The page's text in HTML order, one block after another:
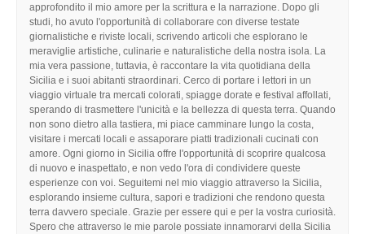
approfondito il mio amore per la scrittura e la narrazione. Dopo gli
studi, ho avuto l'opportunità di collaborare con diverse testate
giornalistiche e riviste locali, scrivendo articoli che esplorano le
meraviglie artistiche, culinarie e naturalistiche della nostra isola. La
mia vera passione, tuttavia, è raccontare la vita quotidiana della
Sicilia e i suoi abitanti straordinari. Cerco di portare i lettori in un
viaggio virtuale tra mercati colorati, spiagge dorate e festival affollati,
sperando di trasmettere l'unicità e la bellezza di questa terra. Quando
non sono dietro alla tastiera, mi piace camminare lungo la costa,
visitare i mercati locali e assaporare piatti tradizionali cucinati con
amore. Ogni giorno in Sicilia offre l'opportunità di scoprire qualcosa
di nuovo e inaspettato, e non vedo l'ora di condividere queste
esperienze con voi. Seguitemi nel mio viaggio attraverso la Sicilia,
esplorando insieme cultura, sapori e tradizioni che rendono questa
terra davvero speciale. Grazie per essere qui e per la vostra curiosità.
Spero che attraverso le mie parole possiate innamorarvi della Sicilia